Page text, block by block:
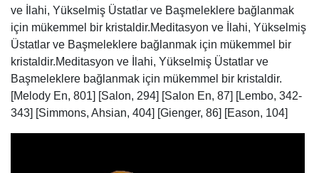
ve İlahi, Yükselmiş Üstatlar ve Başmeleklere bağlanmak
için mükemmel bir kristaldir.Meditasyon ve İlahi, Yükselmiş
Üstatlar ve Başmeleklere bağlanmak için mükemmel bir
kristaldir.Meditasyon ve İlahi, Yükselmiş Üstatlar ve
Başmeleklere bağlanmak için mükemmel bir kristaldir.
[Melody En, 801] [Salon, 294] [Salon En, 87] [Lembo, 342-
343] [Simmons, Ahsian, 404] [Gienger, 86] [Eason, 104]